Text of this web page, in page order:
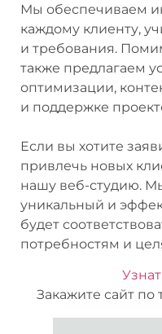
Мы обеспечиваем
каждому клиенту,
и требования.
также предлагаем
оптимизации,
и поддержке
Если вы хотите
привлечь новых
нашу веб-студию.
уникальный и
будет
потребностям и
Закажите сайт по